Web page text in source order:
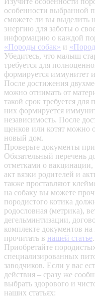
особенности выбранной
сможете ли вы выделить
энергию для заботы о
информацию о каждой
«Породы собак» и
Убедитесь, что малыш
требуется для
формируется иммунитет
После достижения
можно отнимать от
такой срок требуется
них формируется
независимость. После
щенков или котят можно
новый дом.
Проверьте документы
Обязательный перечень
отметками о
акт вязки родителей и
также проставляют
на собаку вы можете
породистого котика
родословная (метрика),
дегельминтизации,
комплекте документов
прочитать в нашей статье.
Приобретайте
специализированных
заводчиков. Если у вас
действия – сразу же
выбрать здорового и
наших статьях: